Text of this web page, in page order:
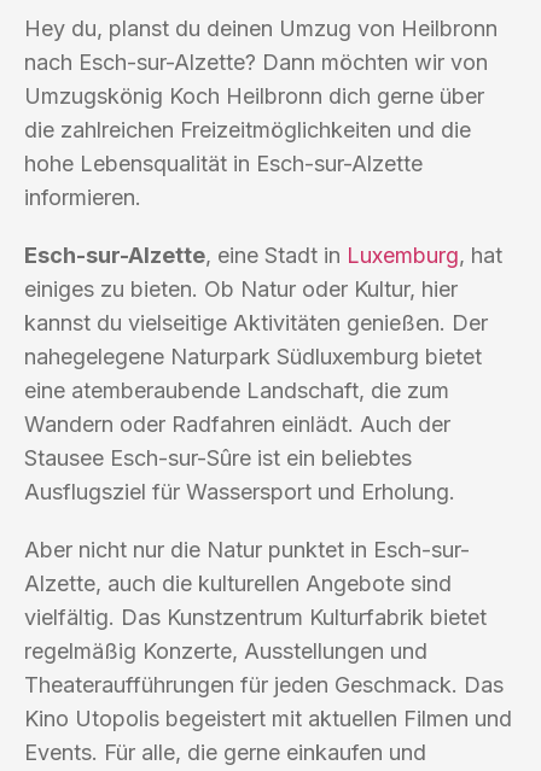
Hey du, planst du deinen Umzug von Heilbronn
nach Esch-sur-Alzette? Dann möchten wir von
Umzugskönig Koch Heilbronn dich gerne über
die zahlreichen Freizeitmöglichkeiten und die
hohe Lebensqualität in Esch-sur-Alzette
informieren.
Esch-sur-Alzette, eine Stadt in Luxemburg, hat
einiges zu bieten. Ob Natur oder Kultur, hier
kannst du vielseitige Aktivitäten genießen. Der
nahegelegene Naturpark Südluxemburg bietet
eine atemberaubende Landschaft, die zum
Wandern oder Radfahren einlädt. Auch der
Stausee Esch-sur-Sûre ist ein beliebtes
Ausflugsziel für Wassersport und Erholung.
Aber nicht nur die Natur punktet in Esch-sur-
Alzette, auch die kulturellen Angebote sind
vielfältig. Das Kunstzentrum Kulturfabrik bietet
regelmäßig Konzerte, Ausstellungen und
Theateraufführungen für jeden Geschmack. Das
Kino Utopolis begeistert mit aktuellen Filmen und
Events. Für alle, die gerne einkaufen und